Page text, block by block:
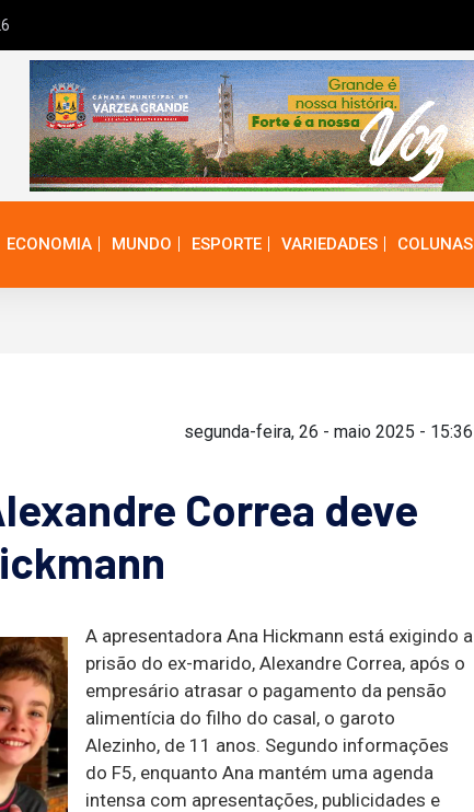
ECONOMIA MUNDO ESPORTE VARIEDADES COLUNAS
segunda-feira, 26 - maio 2025 - 15:36
Correa deve
A apresentadora Ana Hickmann está exigindo a
prisão do ex-marido, Alexandre Correa, após o
empresário atrasar o pagamento da pensão
alimentícia do filho do casal, o garoto
Alezinho, de 11 anos. Segundo informações
do F5, enquanto Ana mantém uma agenda
intensa com apresentações, publicidades e